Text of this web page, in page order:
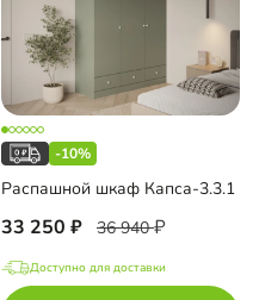
-10%
Распашной шкаф Капса-3.3.1
33 250 36 940
Доступно для доставки